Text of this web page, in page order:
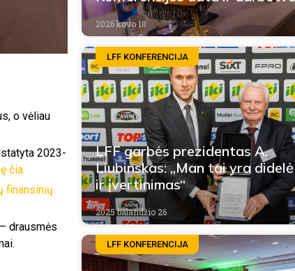
o vėliau
2023-
čia.
finansinių
drausmės
2026 kovo 18
LFF KONFERENCIJA
LFF garbės prezidentas A.
Liubinskas: „Man tai yra
ir įvertinimas“
2025 balandžio 26
LFF KONFERENCIJA